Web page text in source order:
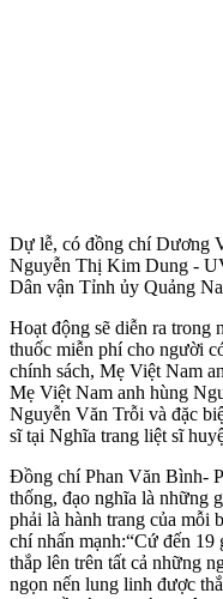
Dự lễ, có đồng chí Dương
Nguyễn Thị Kim Dung -
Dân vận Tỉnh ủy Quảng
Hoạt động sẽ diễn ra trong
thuốc miễn phí cho người
chính sách, Mẹ Việt Nam
Mẹ Việt Nam anh hùng
Nguyễn Văn Trỗi và đặc
sĩ tại Nghĩa trang liệt sĩ
Đồng chí Phan Văn Bình-
thống, đạo nghĩa là những
phải là hành trang của mỗi
chí nhấn mạnh:“Cứ đến
thắp lên trên tất cả những
ngọn nến lung linh được